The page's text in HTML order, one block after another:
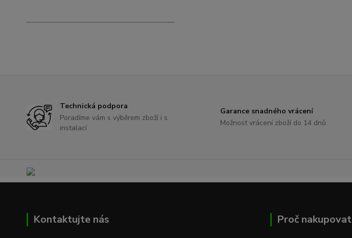
Technická podpora
Poradíme vám s výběrem zboží i s
instalací
Garance snadného vrácení
Možnost vrácení zboží do 14 dnů
Kontaktujte nás Proč